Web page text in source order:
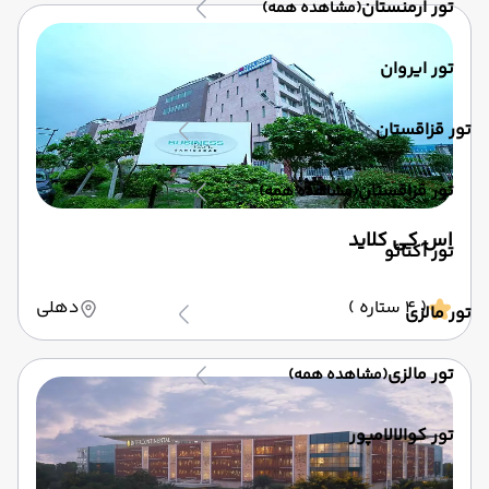
تور ارمنستان(مشاهده همه)
تور ایروان
تور قزاقستان
تور قزاقستان(مشاهده همه)
تور آکتائو
تور مالزی
تور مالزی(مشاهده همه)
تور کوالالامپور
اس کی کلاید
( 4 ستاره ) دهلی